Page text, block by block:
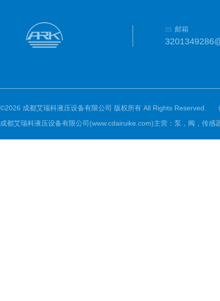
邮箱
©2026 成都艾瑞科液压设备有限公司 版权所有 All Rights Reserved.
成都艾瑞科液压设备有限公司(www.cdairuike.com)主营：泵，阀，传